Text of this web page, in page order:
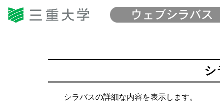
シ
シラバスの詳細な内容を表示します。